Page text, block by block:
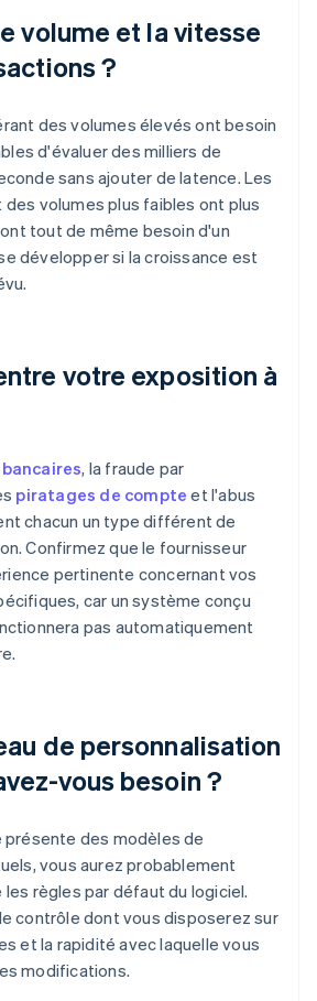
volume et la vitesse
?
des volumes élevés ont besoin
d'évaluer des milliers de
sans ajouter de latence. Les
volumes plus faibles ont plus
tout de même besoin d'un
développer si la croissance est
votre exposition à
, la fraude par
piratages de compte et l'abus
chacun un type différent de
Confirmez que le fournisseur
pertinente concernant vos
car un système conçu
pas automatiquement
de personnalisation
vous besoin ?
des modèles de
vous aurez probablement
règles par défaut du logiciel.
contrôle dont vous disposerez sur
et la rapidité avec laquelle vous
modifications.